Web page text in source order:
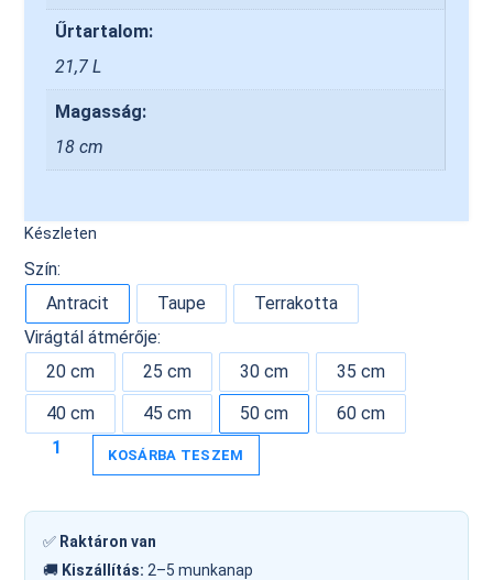
Űrtartalom:
21,7 L
Magasság:
18 cm
Készleten
Szín:
Antracit
Taupe
Terrakotta
Virágtál átmérője:
20 cm
25 cm 30 cm
35 cm
40 cm
45 cm 50 cm 60 cm
KOSÁRBA TESZEM
✅ Raktáron van
🚚 Kiszállítás: 2–5 munkanap